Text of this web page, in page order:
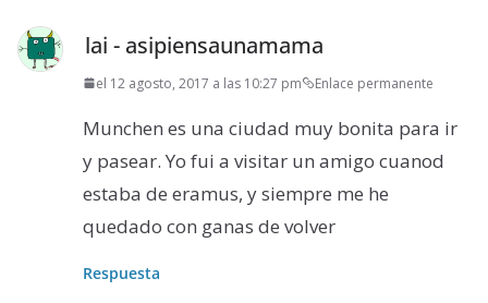
lai - asipiensaunamama
el 12 agosto, 2017 a las 10:27 pm Enlace permanente
Munchen es una ciudad muy bonita para ir
y pasear. Yo fui a visitar un amigo cuanod
estaba de eramus, y siempre me he
quedado con ganas de volver
Respuesta